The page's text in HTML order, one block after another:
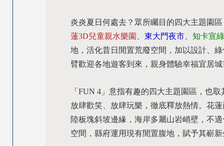
炎炎夏日何處去？眾所矚目的四大主題園區
蓮3D兒童親水樂園
東大門夜市
知卡宣
地，活化昔日閒置荒廢空間，加以設計、
臂歡迎各地遊客到來，親身體驗幸福宜居
「FUN 4」意指有趣的四大主題園區，也
放肆歡笑、放肆玩樂，徹底釋放熱情。花
陸板塊斜坡邊緣，海岸多屬山岩峭壁，不
空間，縣府運用現有閒置腹地，賦予其嶄